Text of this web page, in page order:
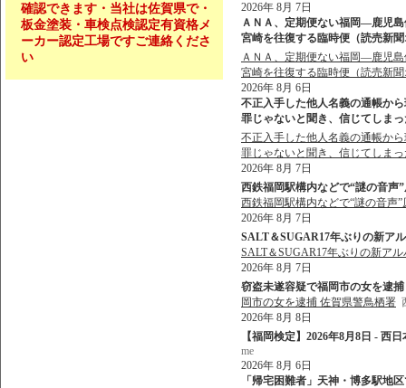
確認できます・当社は佐賀県で・
板金塗装・車検点検認定有資格メ
ーカー認定工場ですご連絡くださ
い
2026年 8月 7日
ＡＮＡ、定期便ない福岡―鹿児
宮崎を往復する臨時便（読売新
ＡＮＡ、定期便ない福岡―鹿児
宮崎を往復する臨時便（読売新
2026年 8月 6日
不正入手した他人名義の通帳か
罪じゃないと聞き、信じてしま
不正入手した他人名義の通帳か
罪じゃないと聞き、信じてしま
2026年 8月 7日
西鉄福岡駅構内などで“謎の音声
西鉄福岡駅構内などで“謎の音声
2026年 8月 7日
SALT＆SUGAR17年ぶりの新ア
SALT＆SUGAR17年ぶりの新ア
2026年 8月 7日
窃盗未遂容疑で福岡市の女を逮
岡市の女を逮捕 佐賀県警鳥栖署
2026年 8月 8日
【福岡検定】2026年8月8日 - 西
me
2026年 8月 6日
「帰宅困難者」天神・博多駅地